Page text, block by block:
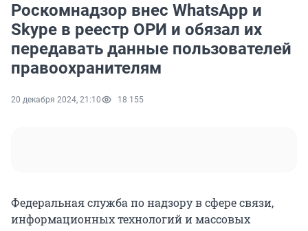
Роскомнадзор внес WhatsApp и
Skype в реестр ОРИ и обязал их
передавать данные пользователей
правоохранителям
20 декабря 2024, 21:10 18 155
Федеральная служба по надзору в сфере связи,
информационных технологий и массовых